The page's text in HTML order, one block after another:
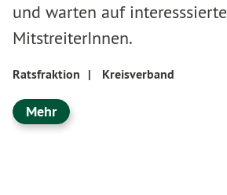
und warten auf interesssierte
MitstreiterInnen.
Ratsfraktion | Kreisverband
Mehr